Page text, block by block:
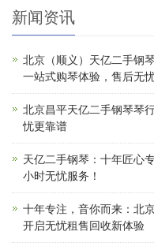
新闻资讯
北京（顺义）天亿二手钢
一站式购琴体验，售后无
北京昌平天亿二手钢琴琴
忧更靠谱
天亿二手钢琴：十年匠心
小时无忧服务！
十年专注，音你而来：北
开启无忧租售回收新体验